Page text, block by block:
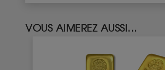
VOUS AIMEREZ AUSSI...